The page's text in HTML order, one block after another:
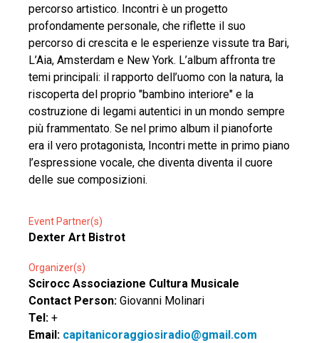
percorso artistico. Incontri è un progetto
profondamente personale, che riflette il suo
percorso di crescita e le esperienze vissute tra Bari,
L’Aia, Amsterdam e New York. L’album affronta tre
temi principali: il rapporto dell’uomo con la natura, la
riscoperta del proprio "bambino interiore" e la
costruzione di legami autentici in un mondo sempre
più frammentato. Se nel primo album il pianoforte
era il vero protagonista, Incontri mette in primo piano
l’espressione vocale, che diventa diventa il cuore
delle sue composizioni.
Event Partner(s)
Dexter Art Bistrot
Organizer(s)
Scirocc Associazione Cultura Musicale
Contact Person: Giovanni Molinari
Tel: +
Email: capitanicoraggiosiradio@gmail.com